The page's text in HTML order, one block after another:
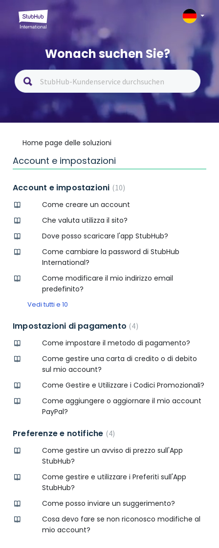
Wonach suchen Sie?
Home page delle soluzioni
Account e impostazioni
Account e impostazioni 10
Come creare un account
Che valuta utilizza il sito?
Dove posso scaricare l'app StubHub?
Come cambiare la password di StubHub
International?
Come modificare il mio indirizzo email
predefinito?
Vedi tutti e 10
Impostazioni di pagamento 4
Come impostare il metodo di pagamento?
Come gestire una carta di credito o di debito
sul mio account?
Come Gestire e Utilizzare i Codici Promozionali?
Come aggiungere o aggiornare il mio account
PayPal?
Preferenze e notifiche 4
Come gestire un avviso di prezzo sull'App
StubHub?
Come gestire e utilizzare i Preferiti sull'App
StubHub?
Come posso inviare un suggerimento?
Cosa devo fare se non riconosco modifiche al
mio account?